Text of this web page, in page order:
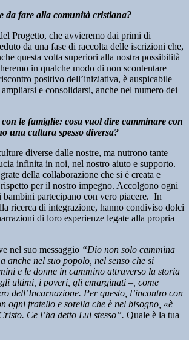
da fare alla comunità cristiana?
Progetto, che avvieremo dai primi di
da una fase di raccolta delle iscrizioni che,
questa volta superiori alla nostra possibilità
in qualche modo di non scontentare
positivo dell’iniziativa, è auspicabile
e consolidarsi, anche nel numero dei
con le famiglie: cosa vuol dire camminare con
una cultura spesso diversa?
diverse dalle nostre, ma nutrono tante
infinita in noi, nel nostro aiuto e supporto.
della collaborazione che si è creata e
per il nostro impegno. Accolgono ogni
bambini partecipano con vero piacere. In
ricerca di integrazione, hanno condiviso dolci
di loro esperienze legate alla propria
nel suo messaggio “Dio non solo cammina
anche nel suo popolo, nel senso che si
e le donne in cammino attraverso la storia
ultimi, i poveri, gli emarginati –, come
dell’Incarnazione. Per questo, l’incontro con
ogni fratello e sorella che è nel bisogno, «è
Ce l’ha detto Lui stesso”. Quale è la tua